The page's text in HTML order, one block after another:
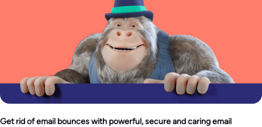
Get rid of email bounces with powerful, secure and caring email